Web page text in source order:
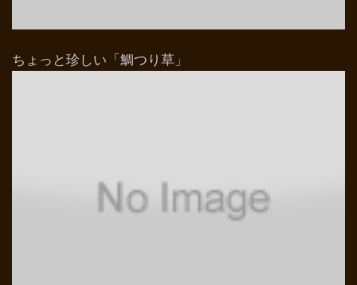
ちょっと珍しい「鯛つり草」